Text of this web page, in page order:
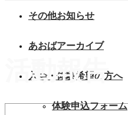
その他お知らせ
あおばアーカイブ
入会・体験希望の方へ
体験申込フォーム
活動報告